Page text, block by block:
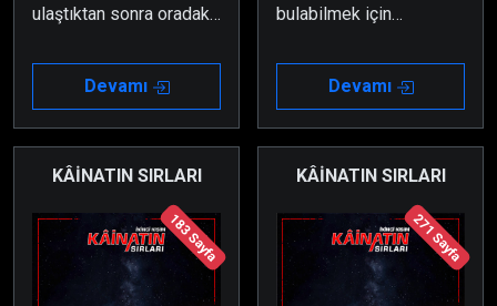
ulaştıktan sonra oradaki
korumalardan kurtarırlar.
Ancak kısa bir zaman
sokulmaya çalışılan bir
casus olduğundan
Devamı
bulabilmek için
birlikte çalışmaya
devam etmektedir.
Devamı
KÂİNATIN SIRLARI
183 Sayfa
KÂİNATIN SIRLARI
271 Sayfa